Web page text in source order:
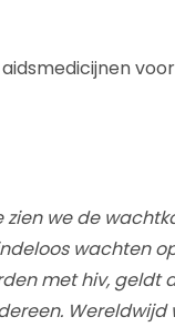
we de
wachten
met hiv,